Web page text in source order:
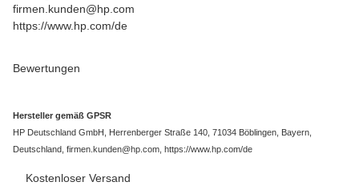
firmen.kunden@hp.com
https://www.hp.com/de
Bewertungen
Hersteller gemäß GPSR
HP Deutschland GmbH, Herrenberger Straße 140, 71034 Böblingen, Bayern,
Deutschland, firmen.kunden@hp.com, https://www.hp.com/de
Kostenloser Versand